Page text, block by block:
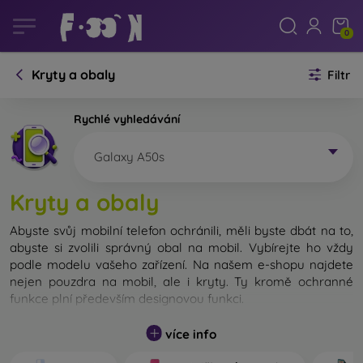
0
Kryty a obaly Filtr
Rychlé vyhledávání
Galaxy A50s
Kryty a obaly
Abyste svůj mobilní telefon ochránili, měli byste dbát na to,
abyste si zvolili správný obal na mobil. Vybírejte ho vždy
podle modelu vašeho zařízení. Na našem e-shopu najdete
nejen pouzdra na mobil, ale i kryty. Ty kromě ochranné
funkce plní především designovou funkci.
Kryt na mobil můžeme také nazvat zadní kryt. Je určen na
ochranu zadní části telefonu. Jednotlivé kryty na mobil se
více info